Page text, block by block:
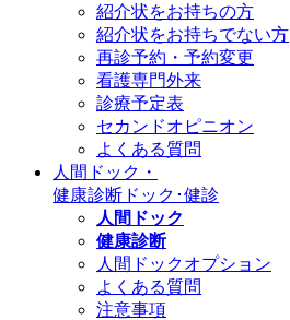
紹介状をお持ちの方
紹介状をお持ちでない方
再診予約・予約変更
看護専門外来
診療予定表
セカンドオピニオン
よくある質問
人間ドック・
健康診断 ドック･健診
人間ドック
健康診断
人間ドックオプション
よくある質問
注意事項